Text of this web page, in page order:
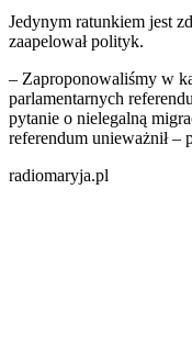
Jedynym ratunkiem jest
zaapelował polityk.
– Zaproponowaliśmy w
parlamentarnych
pytanie o nielegalną
referendum unieważnił –
radiomaryja.pl